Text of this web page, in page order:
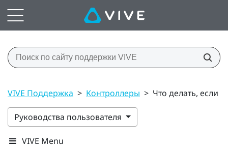
VIVE Поддержка > Контроллеры > Что делать, если
Руководства пользователя
VIVE Menu